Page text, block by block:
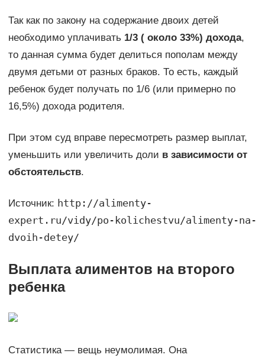
Так как по закону на содержание двоих детей
необходимо уплачивать 1/3 ( около 33%) дохода,
то данная сумма будет делиться пополам между
двумя детьми от разных браков. То есть, каждый
ребенок будет получать по 1/6 (или примерно по
16,5%) дохода родителя.
При этом суд вправе пересмотреть размер выплат,
уменьшить или увеличить доли в зависимости от
обстоятельств.
Источник: http://alimenty-
expert.ru/vidy/po-kolichestvu/alimenty-na-
dvoih-detey/
Выплата алиментов на второго
ребенка
Статистика — вещь неумолимая. Она